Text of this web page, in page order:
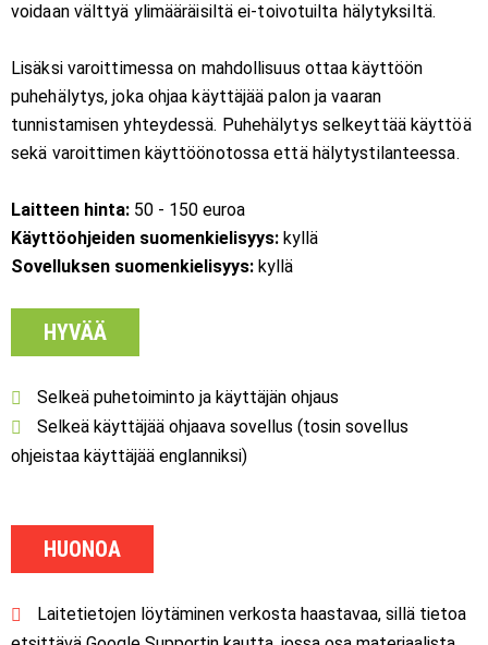
voidaan välttyä ylimääräisiltä ei-toivotuilta hälytyksiltä.
Lisäksi varoittimessa on mahdollisuus ottaa käyttöön
puhehälytys, joka ohjaa käyttäjää palon ja vaaran
tunnistamisen yhteydessä. Puhehälytys selkeyttää käyttöä
sekä varoittimen käyttöönotossa että hälytystilanteessa.
Laitteen hinta: 50 - 150 euroa
Käyttöohjeiden suomenkielisyys: kyllä
Sovelluksen suomenkielisyys: kyllä
HYVÄÄ
Selkeä puhetoiminto ja käyttäjän ohjaus
Selkeä käyttäjää ohjaava sovellus (tosin sovellus
ohjeistaa käyttäjää englanniksi)
HUONOA
Laitetietojen löytäminen verkosta haastavaa, sillä tietoa